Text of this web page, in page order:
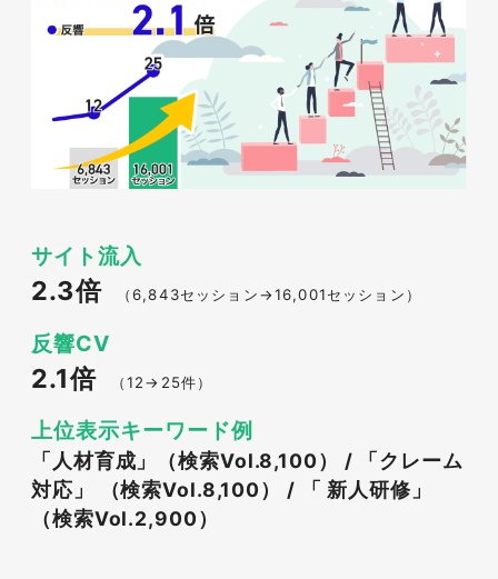
サイト流入
2.3倍 （6,843セッション→16,001セッション）
反響CV
2.1倍 （12→25件）
上位表示キーワード例
「人材育成」（検索Vol.8,100） / 「クレーム
対応」 （検索Vol.8,100） / 「 新人研修」
（検索Vol.2,900）